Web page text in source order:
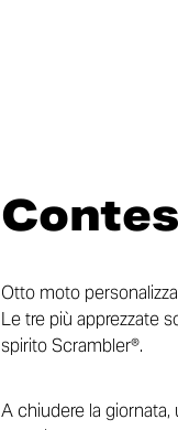
Otto moto
Le tre più apprezzate
spirito Scrambler®.
A chiudere la giornata,